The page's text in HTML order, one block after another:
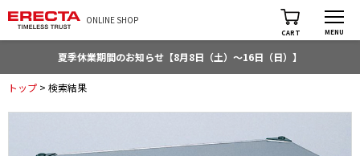
ONLINE SHOP
CART MENU
夏季休業期間のお知らせ【8月8日（土）～16日（日）】
トップ > 検索結果